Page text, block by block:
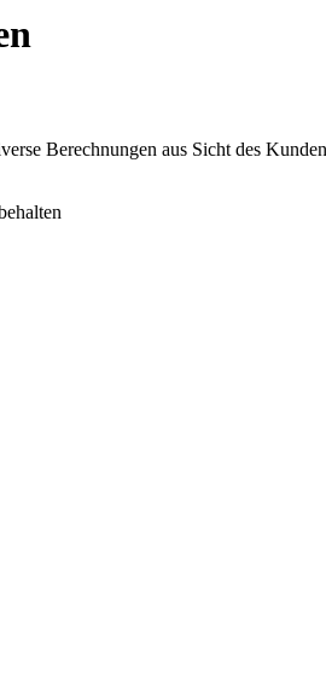
Berechnungen aus Sicht des